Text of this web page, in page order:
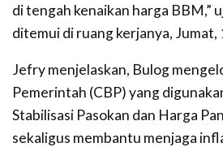
di tengah kenaikan harga BBM,”
ditemui di ruang kerjanya, Jumat,
Jefry menjelaskan, Bulog
Pemerintah (CBP) yang
Stabilisasi Pasokan dan Harga
sekaligus membantu menjaga